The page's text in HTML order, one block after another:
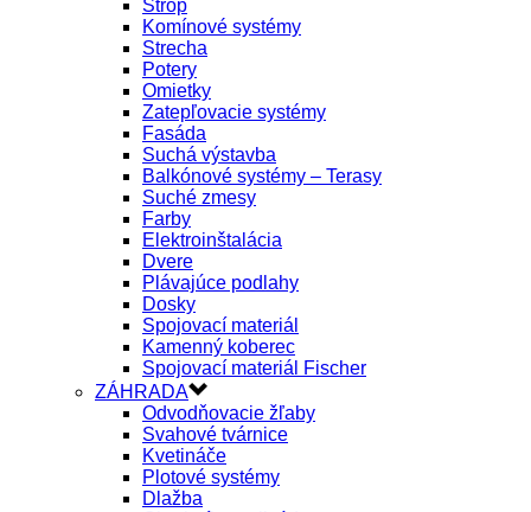
Strop
Komínové systémy
Strecha
Potery
Omietky
Zatepľovacie systémy
Fasáda
Suchá výstavba
Balkónové systémy – Terasy
Suché zmesy
Farby
Elektroinštalácia
Dvere
Plávajúce podlahy
Dosky
Spojovací materiál
Kamenný koberec
Spojovací materiál Fischer
ZÁHRADA
Odvodňovacie žľaby
Svahové tvárnice
Kvetináče
Plotové systémy
Dlažba